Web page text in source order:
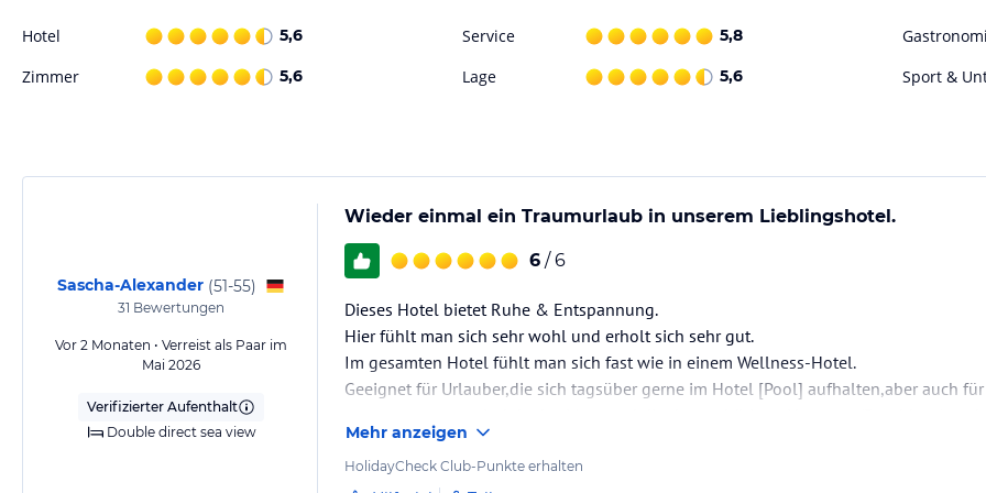
•Frühstück: Buffet
•Halbpension: Buffet
•Buffet: Frühstück, Vorspeisen, Salat, Hauptspeisen und Themenabend mehrmals pro Woche
•Angemessene Kleidung erwünscht (Herren bitte lange Hosen)
•Beim Galaabend ist elegante Kleidung erwünscht
Sport und Unterhaltung
Sport & Fitness
•Sportentertainment, TUI geschultes Personal, deutschsprachig, 6x pro Woche
•Fitnessraum
•Nordic Walking
Hotel 5,6 Service 5,8
Zimmer 5,6 Lage 5,6 Sport &
Sascha-Alexander (51-55)
31 Bewertungen
Vor 2 Monaten • Verreist als Paar im
Mai 2026
Verifizierter Aufenthalt
Double direct sea view
Wieder einmal ein Traumurlaub in unserem Lieblingshotel.
6 / 6
Dieses Hotel bietet Ruhe & Entspannung.
Hier fühlt man sich sehr wohl und erholt sich sehr gut.
Im gesamten Hotel fühlt man sich fast wie in einem Wellness-Hotel.
Geeignet für Urlauber,die sich tagsüber gerne im Hotel [Pool] aufhalten,aber auch
Bars unweit an der Promenade zu erreichen sind.
Nach ca.20 Minuten Spaziergang erreicht man außerdem die Einkaufsstraße mit
Mehr anzeigen
HolidayCheck Club-Punkte erhalten